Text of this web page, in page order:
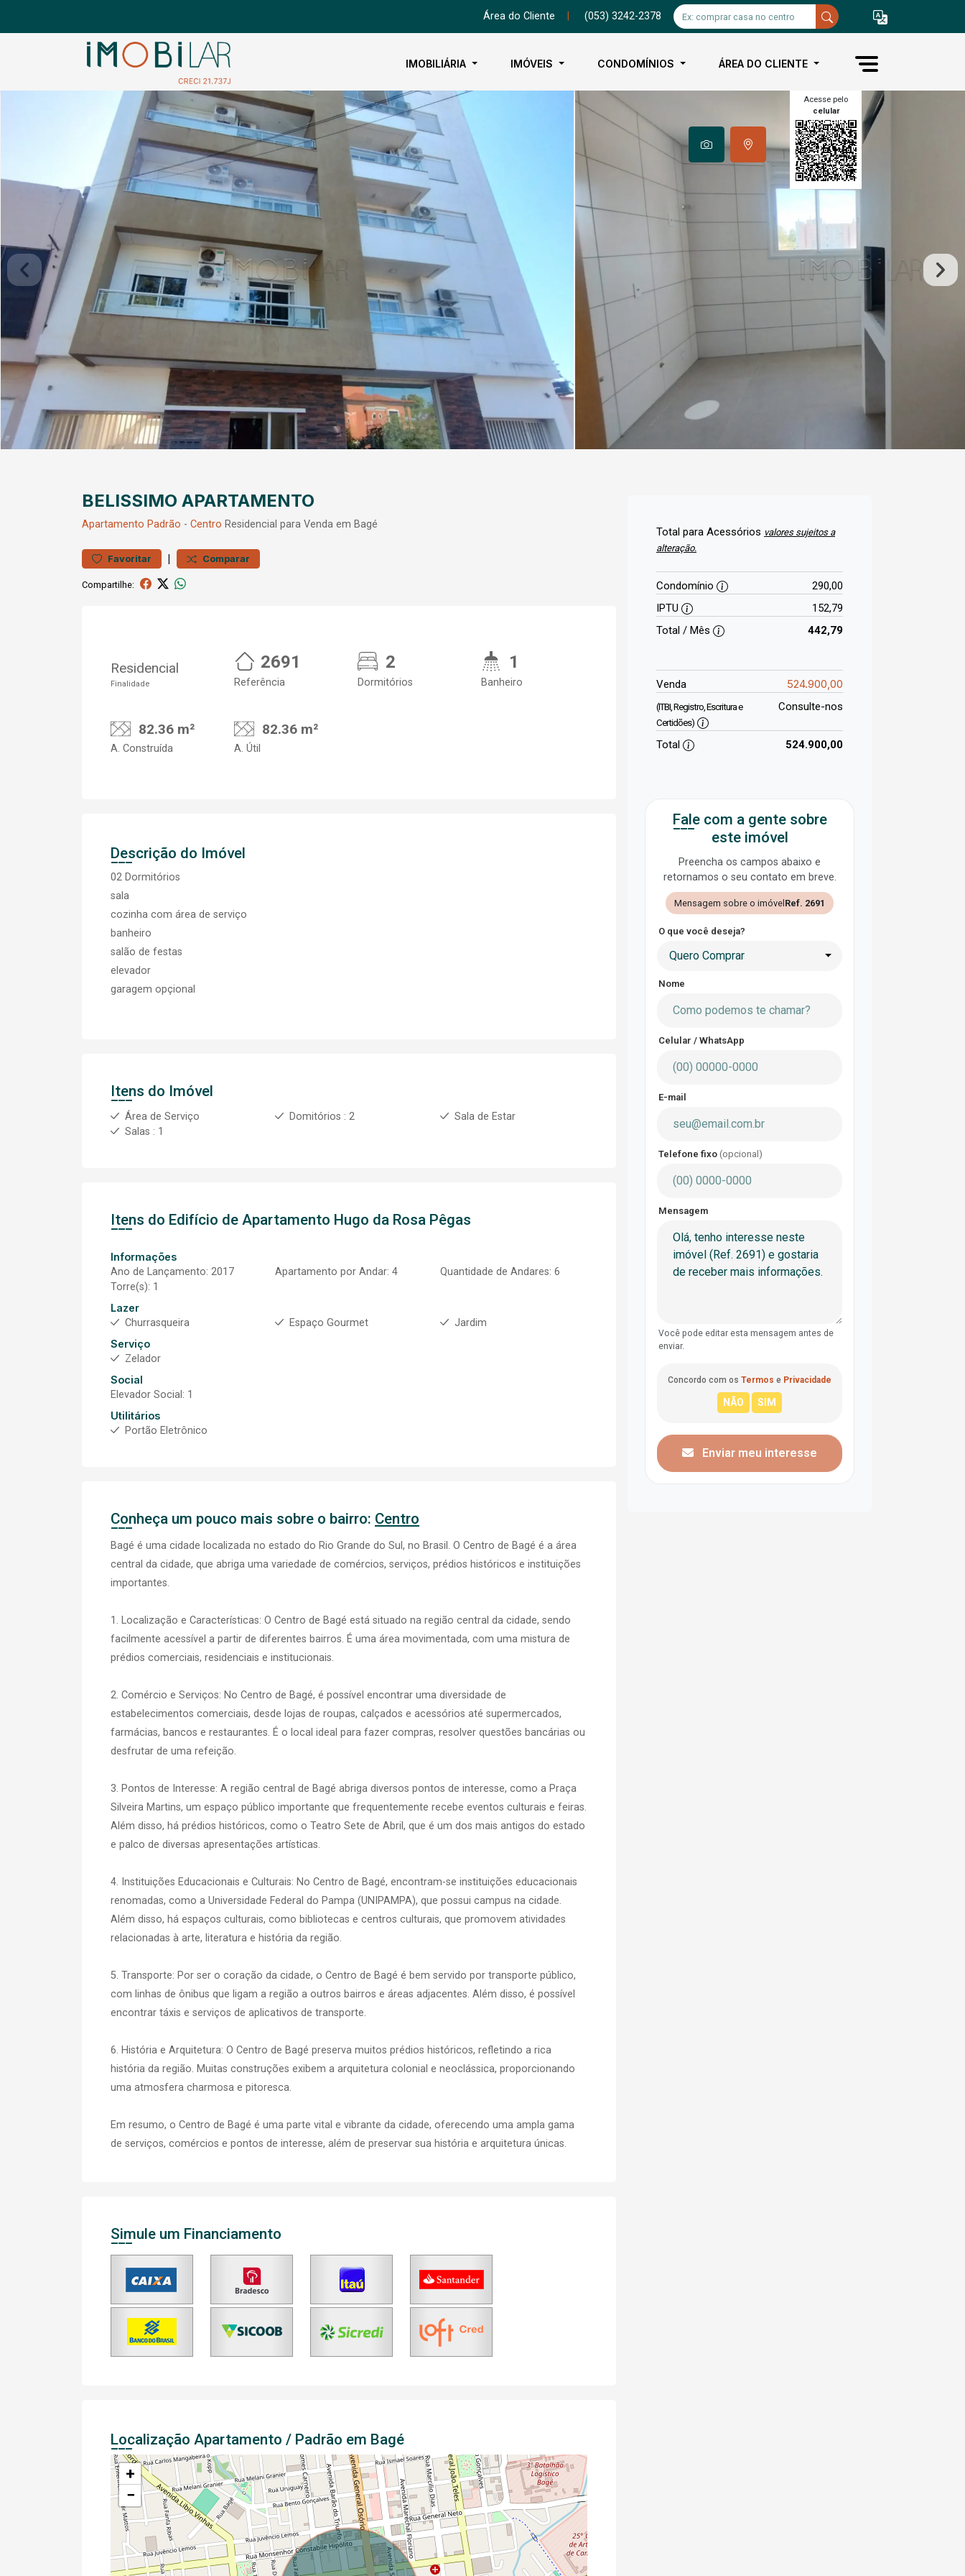
Área do Cliente (053) 3242-2378
IMOBILIÁRIA IMÓVEIS CONDOMÍNIOS ÁREA DO CLIENTE
Acesse pelo
celular
BELISSIMO APARTAMENTO
Apartamento Padrão - Centro Residencial para Venda em Bagé
Favoritar | Comparar
Compartilhe:
Residencial
Finalidade
2691
Referência
2
Dormitórios
1
Banheiro
82.36 m²
A. Construída
82.36 m²
A. Útil
Descrição do Imóvel
02 Dormitórios
sala
cozinha com área de serviço
banheiro
salão de festas
elevador
garagem opçional
Itens do Imóvel
Área de Serviço Domitórios : 2
Sala de Estar
Salas : 1
Itens do Edifício de Apartamento Hugo da Rosa Pêgas
Informações
Ano de Lançamento: 2017
Apartamento por Andar: 4
Quantidade de Andares: 6
Torre(s): 1
Lazer
Churrasqueira
Espaço Gourmet
Jardim
Serviço
Zelador
Social
Elevador Social: 1
Utilitários
Portão Eletrônico
Conheça um pouco mais sobre o bairro: Centro
Bagé é uma cidade localizada no estado do Rio Grande do Sul, no Brasil. O Centro de Bagé é a área
central da cidade, que abriga uma variedade de comércios, serviços, prédios históricos e instituições
importantes.
1. Localização e Características: O Centro de Bagé está situado na região central da cidade, sendo
facilmente acessível a partir de diferentes bairros. É uma área movimentada, com uma mistura de
prédios comerciais, residenciais e institucionais.
2. Comércio e Serviços: No Centro de Bagé, é possível encontrar uma diversidade de
estabelecimentos comerciais, desde lojas de roupas, calçados e acessórios até supermercados,
farmácias, bancos e restaurantes. É o local ideal para fazer compras, resolver questões bancárias ou
desfrutar de uma refeição.
3. Pontos de Interesse: A região central de Bagé abriga diversos pontos de interesse, como a Praça
Silveira Martins, um espaço público importante que frequentemente recebe eventos culturais e feiras.
Além disso, há prédios históricos, como o Teatro Sete de Abril, que é um dos mais antigos do estado
e palco de diversas apresentações artísticas.
4. Instituições Educacionais e Culturais: No Centro de Bagé, encontram-se instituições educacionais
renomadas, como a Universidade Federal do Pampa (UNIPAMPA), que possui campus na cidade.
Além disso, há espaços culturais, como bibliotecas e centros culturais, que promovem atividades
relacionadas à arte, literatura e história da região.
5. Transporte: Por ser o coração da cidade, o Centro de Bagé é bem servido por transporte público,
com linhas de ônibus que ligam a região a outros bairros e áreas adjacentes. Além disso, é possível
encontrar táxis e serviços de aplicativos de transporte.
6. História e Arquitetura: O Centro de Bagé preserva muitos prédios históricos, refletindo a rica
história da região. Muitas construções exibem a arquitetura colonial e neoclássica, proporcionando
uma atmosfera charmosa e pitoresca.
Em resumo, o Centro de Bagé é uma parte vital e vibrante da cidade, oferecendo uma ampla gama
de serviços, comércios e pontos de interesse, além de preservar sua história e arquitetura únicas.
Simule um Financiamento
Localização Apartamento / Padrão em Bagé
+
−
Total para Acessórios valores sujeitos a
alteração.
Condomínio
290,00
IPTU
152,79
Total / Mês
442,79
Venda 524.900,00
(ITBI, Registro, Escritura e
Certidões)
Consulte-nos
Total 524.900,00
Fale com a gente sobre
este imóvel
Preencha os campos abaixo e
retornamos o seu contato em breve.
Mensagem sobre o imóvel Ref. 2691
O que você deseja?
Quero Comprar
Nome
Celular / WhatsApp
E-mail
Telefone fixo (opcional)
Mensagem
Você pode editar esta mensagem antes de
enviar.
Concordo com os Termos e Privacidade
Enviar meu interesse